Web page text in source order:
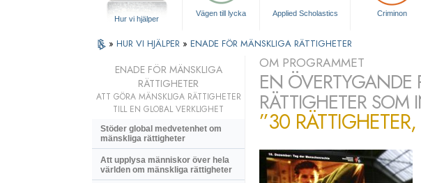
Hur vi hjälper
Vägen till lycka Applied Scholastics Criminon
» HUR VI HJÄLPER » ENADE FÖR MÄNSKLIGA RÄTTIGHETER
OM PROGRAMMET
EN ÖVERTYGANDE
RÄTTIGHETER SOM
”30
ENADE FÖR MÄNSKLIGA
RÄTTIGHETER
ATT GÖRA MÄNSKLIGA RÄTTIGHETER
TILL EN GLOBAL VERKLIGHET
Stöder global medvetenhet om
mänskliga rättigheter
Att upplysa människor över hela
världen om mänskliga rättigheter